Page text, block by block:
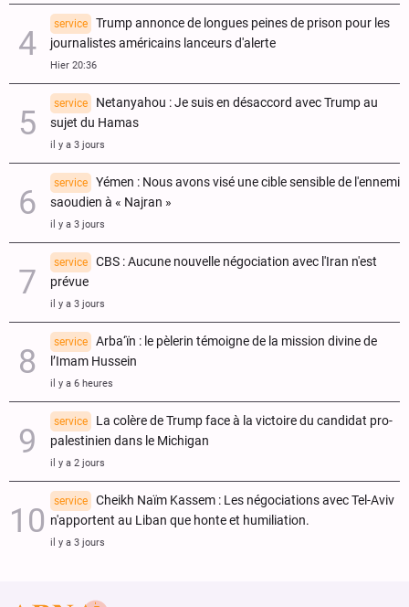
service
Trump annonce de longues peines de prison pour les
journalistes américains lanceurs d'alerte
Hier 20:36
service
Netanyahou : Je suis en désaccord avec Trump au
sujet du Hamas
il y a 3 jours
service
Yémen : Nous avons visé une cible sensible de l'ennemi
saoudien à « Najran »
il y a 3 jours
service
CBS : Aucune nouvelle négociation avec l'Iran n'est
prévue
il y a 3 jours
service
Arba‘ïn : le pèlerin témoigne de la mission divine de
l’Imam Hussein
il y a 6 heures
service
La colère de Trump face à la victoire du candidat pro-
palestinien dans le Michigan
il y a 2 jours
service
Cheikh Naïm Kassem : Les négociations avec Tel-Aviv
n'apportent au Liban que honte et humiliation.
il y a 3 jours